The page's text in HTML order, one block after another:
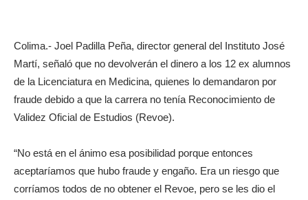
Colima.- Joel Padilla Peña, director general del Instituto José
Martí, señaló que no devolverán el dinero a los 12 ex alumnos
de la Licenciatura en Medicina, quienes lo demandaron por
fraude debido a que la carrera no tenía Reconocimiento de
Validez Oficial de Estudios (Revoe).
“No está en el ánimo esa posibilidad porque entonces
aceptaríamos que hubo fraude y engaño. Era un riesgo que
corríamos todos de no obtener el Revoe, pero se les dio el